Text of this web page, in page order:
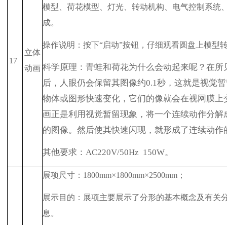
17
立体
动画
模型、荷花模型、灯光、转动机构、电气控制系统
成。
操作说明：按下“启动”按钮，仔细观看圆盘上模型
科学原理：青蛙和荷花为什么会动起来呢？在所
后，人眼仍会保留其图像约0.1秒，这就是视觉
物体或图形快速变化，它们的像就会在视网膜上
画正是利用视觉暂留现象，将一个连续动作分解
的图像。然后使其快速闪现，就形成了连续动作
其他要求： AC220V/50Hz 150W。
展项尺寸： 1800mm×1800mm×2500mm ；
展示目的：展项主要展示了分形的基本概念及有关
息。